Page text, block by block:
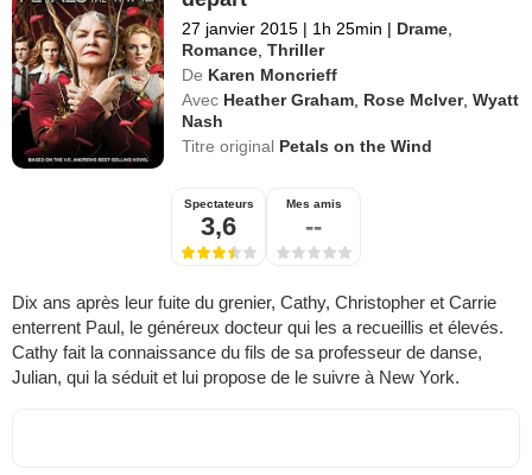
27 janvier 2015 | 1h 25min | Drame
Romance ,Thriller
De Karen Moncrieff
Avec Heather Graham Rose McIver,Wyatt
Nash
Titre original Petals on the Wind
Spectateurs
3,6
Mes amis
--
Dix ans après leur fuite du grenier, Cathy, Christopher et Carrie
enterrent Paul, le généreux docteur qui les a recueillis et élevés.
Cathy fait la connaissance du fils de sa professeur de danse,
Julian, qui la séduit et lui propose de le suivre à New York.